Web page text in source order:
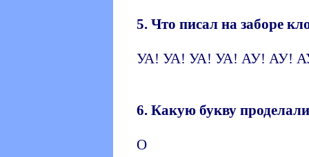
5. Что писал на заборе
УА! УА! УА! УА! АУ! АУ!
6. Какую букву
О